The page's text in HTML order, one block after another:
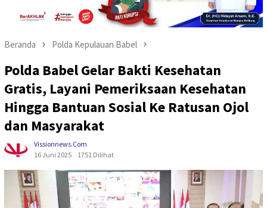
Beranda Polda Kepulauan Babel
Polda Babel Gelar Bakti Kesehatan
Gratis, Layani Pemeriksaan Kesehatan
Hingga Bantuan Sosial Ke Ratusan Ojol
dan Masyarakat
Vissionnews.com
16 Juni 2025
1751 Dilihat